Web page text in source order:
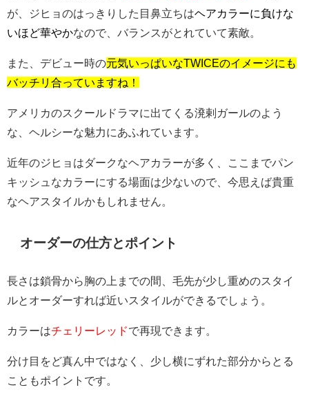
が、ジヒョのはっきりした目鼻立ちはヘアカラーに負けな
いほど華やかなので、バランスがとれていて素敵。
また、デビュー時の元気いっぱいなTWICEのイメージにも
バッチリ合っていますね！
アメリカのスクールドラマに出てくる溌剌ガールのよう
な、ヘルシーな魅力にあふれています。
近年のジヒョはダークなヘアカラーが多く、ここまでパン
キッシュなカラーにする場面は少ないので、今思えば貴重
なヘアスタイルかもしれません。
オーダーの仕方とポイント
長さは鎖骨から胸の上までの間、毛先が少し重めのスタイ
ルとオーダーすれば近いスタイルができるでしょう。
カラーはチェリーレッドで再現できます。
分け目をど真ん中ではなく、少し横にずれた部分からとる
こともポイントです。